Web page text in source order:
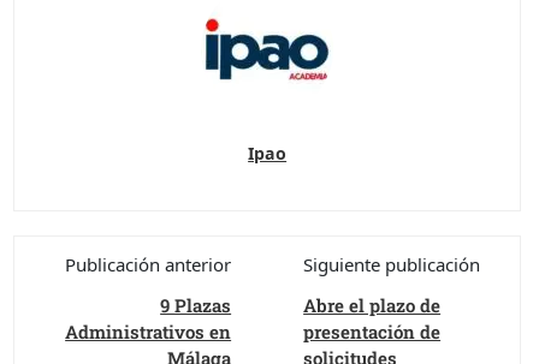
Ipao
Publicación anterior
9 Plazas
Administrativos en
Málaga
Siguiente publicación
Abre el plazo de
presentación de
solicitudes